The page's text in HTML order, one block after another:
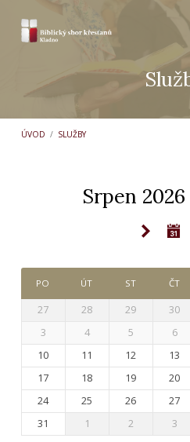
ÚVOD / SLUŽBY
Srpen 2026
PO ÚT ST ČT
27 28 29 30
3
4 5 6
10
11 12 13
17
18 19 20
24
25 26 27
31
1 2 3